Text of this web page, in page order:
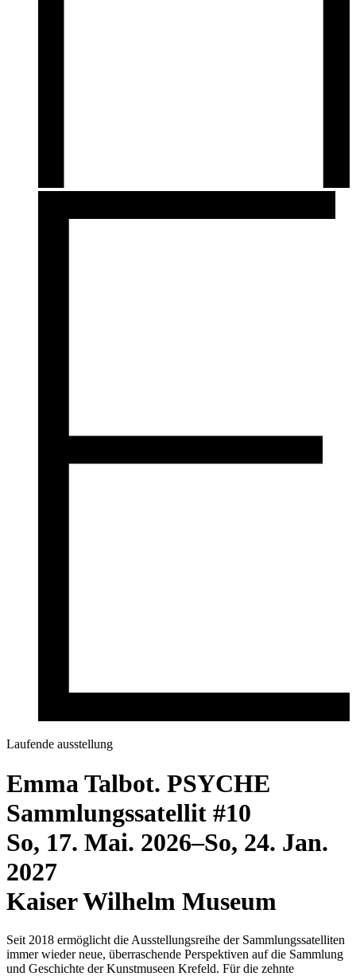
Laufende ausstellung
Emma Talbot. PSYCHE
Sammlungssatellit #10
So, 17. Mai. 2026–So, 24. Jan.
2027
Kaiser Wilhelm Museum
Seit 2018 ermöglicht die Ausstellungsreihe der Sammlungssatelliten
immer wieder neue, überraschende Perspektiven auf die Sammlung
und Geschichte der Kunstmuseen Krefeld. Für die zehnte